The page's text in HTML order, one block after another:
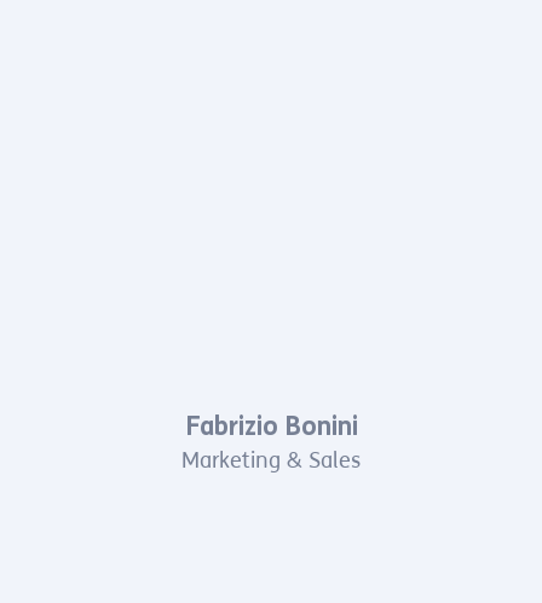
Fabrizio Bonini
Marketing & Sales